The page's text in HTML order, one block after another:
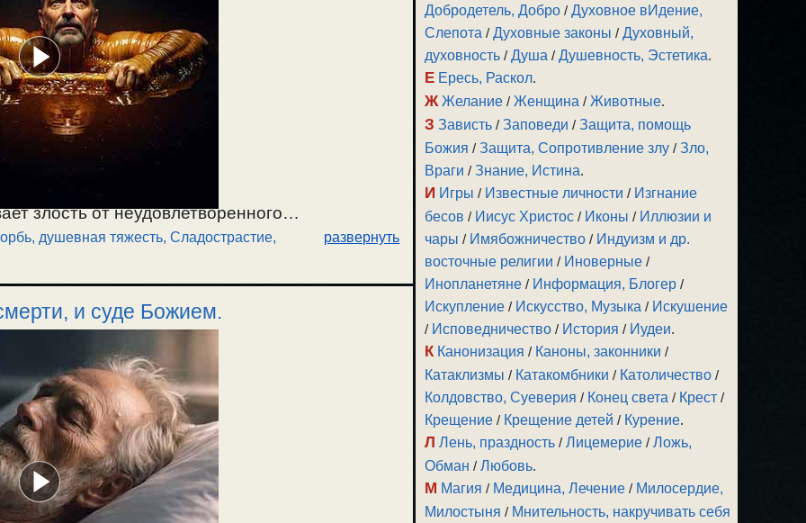
злость от неудовлетворенного
страдание в борьбе со сладострастием; кто
и страдать. Такова природа страсти, —
меня искушает? Почему демон меня
Благодать просвещает наши душевные
не хотят их видеть. / 17.01.2026.
душевная тяжесть, Сладострастие,
развернуть
и суде Божием.
Добродетель, Добро /Духовное вИдение,
Слепота /Духовные законы /Духовный,
духовность /Душа /Душевность, Эстетика.
Е Ересь, Раскол.
Ж Желание /Женщина /Животные.
З Зависть /Заповеди /Защита, помощь
Божия /Защита, Сопротивление злу /Зло,
Враги /Знание, Истина.
И Игры / Известные личности / Изгнание
бесов / Иисус Христос / Иконы / Иллюзии и
чары / Имябожничество / Индуизм и др.
восточные религии / Иноверные /
Инопланетяне / Информация, Блогер /
Искупление / Искусство, Музыка / Искушение
/ Исповедничество / История / Иудеи.
К Канонизация / Каноны, законники /
Катаклизмы / Катакомбники / Католичество /
Колдовство, Суеверия / Конец света / Крест /
Крещение / Крещение детей / Курение.
Л Лень, праздность /Лицемерие /Ложь,
Обман /Любовь.
М Магия / Медицина, Лечение / Милосердие,
Милостыня / Мнительность, накручивать себя